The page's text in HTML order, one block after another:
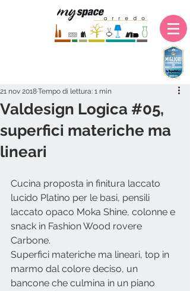
Valdesign Logica #05,
superfici materiche ma
lineari
21 nov 2018Tempo di lettura: 1 min
Cucina proposta in finitura laccato
lucido Platino per le basi, pensili
laccato opaco Moka Shine, colonne e
snack in Fashion Wood rovere
Carbone.
Superfici materiche ma lineari, top in
marmo dal colore deciso, un
bancone che culmina in un piano